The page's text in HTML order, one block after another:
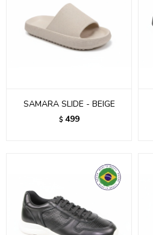
SAMARA SLIDE - BEIGE
$ 499